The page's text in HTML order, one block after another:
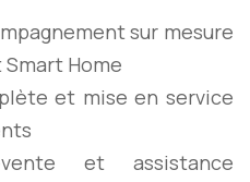
sur mesure
Home
et mise en service
vente et assistance